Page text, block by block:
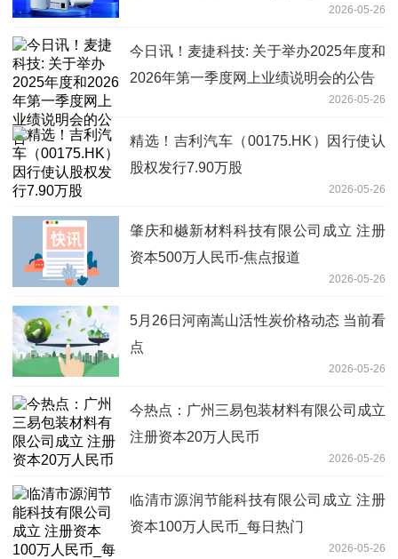
2026-05-26
今日讯！麦捷科技: 关于举办2025年度和
2026年第一季度网上业绩说明会的公告
2026-05-26
精选！吉利汽车（00175.HK）因行使认
股权发行7.90万股
2026-05-26
肇庆和樾新材料科技有限公司成立 注册
资本500万人民币-焦点报道
2026-05-26
5月26日河南嵩山活性炭价格动态 当前看
点
2026-05-26
今热点：广州三易包装材料有限公司成立
注册资本20万人民币
2026-05-26
临清市源润节能科技有限公司成立 注册
资本100万人民币_每日热门
2026-05-26